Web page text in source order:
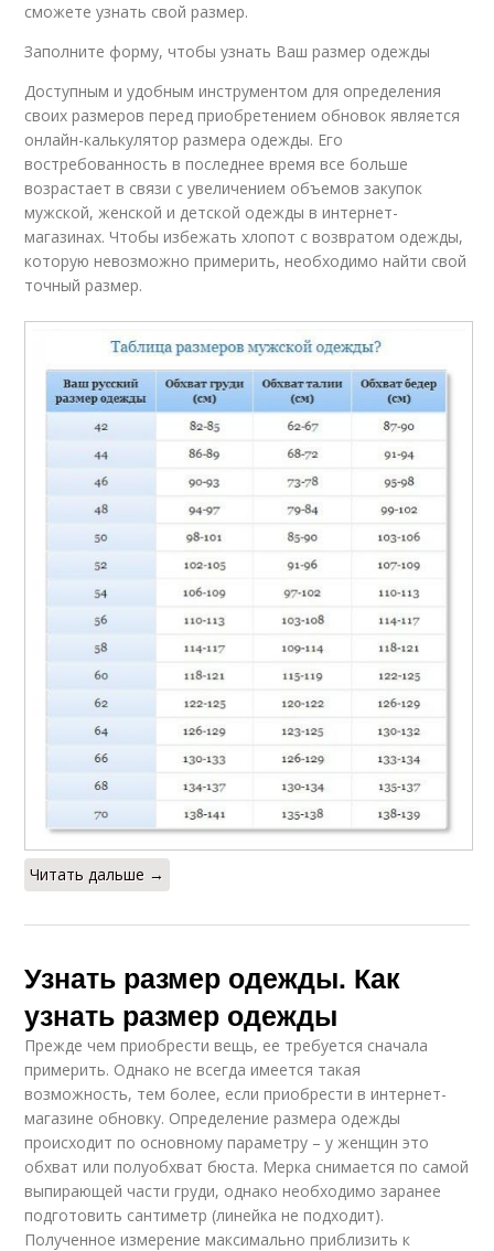
сможете узнать свой размер.
Заполните форму, чтобы узнать Ваш размер одежды
Доступным и удобным инструментом для определения
своих размеров перед приобретением обновок является
онлайн-калькулятор размера одежды. Его
востребованность в последнее время все больше
возрастает в связи с увеличением объемов закупок
мужской, женской и детской одежды в интернет-
магазинах. Чтобы избежать хлопот с возвратом одежды,
которую невозможно примерить, необходимо найти свой
точный размер.
Читать дальше →
Узнать размер одежды. Как
узнать размер одежды
Прежде чем приобрести вещь, ее требуется сначала
примерить. Однако не всегда имеется такая
возможность, тем более, если приобрести в интернет-
магазине обновку. Определение размера одежды
происходит по основному параметру – у женщин это
обхват или полуобхват бюста. Мерка снимается по самой
выпирающей части груди, однако необходимо заранее
подготовить сантиметр (линейка не подходит).
Полученное измерение максимально приблизить к